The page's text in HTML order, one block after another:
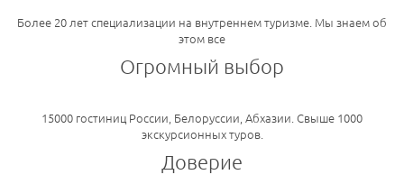
Более 20 лет специализации на внутреннем туризме. Мы знаем об
этом все
Огромный выбор
15000 гостиниц России, Белоруссии, Абхазии. Свыше 1000
экскурсионных туров.
Доверие